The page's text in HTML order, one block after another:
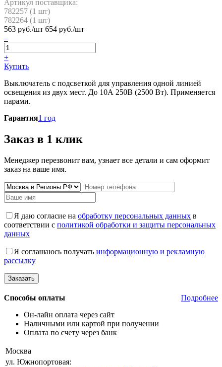
Артикул поставщика:
782257 (1 шт)
782264 (1 шт)
563 руб./шт 654 руб./шт
–
+
Купить
Выключатель с подсветкой для управления одной линией
освещения из двух мест. До 10А 250В (2500 Вт). Применяется
парами.
Гарантия1 год
Заказ в 1 клик
Менеджер перезвонит вам, узнает все детали и сам оформит
заказ на ваше имя.
Я даю согласие на обработку персональных данных в
соответствии с политикой обработки и защиты персональных
данных
Я соглашаюсь получать информационную и рекламную
рассылку
Способы оплаты
Подробнее
Он-лайн оплата через сайт
Наличными или картой при получении
Оплата по счету через банк
Москва
ул. Южнопортовая: